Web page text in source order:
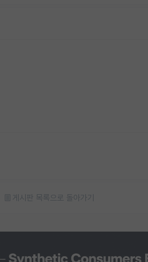
게시판 목록으로 돌아가기